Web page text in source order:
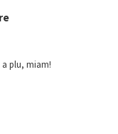
a plu, miam!